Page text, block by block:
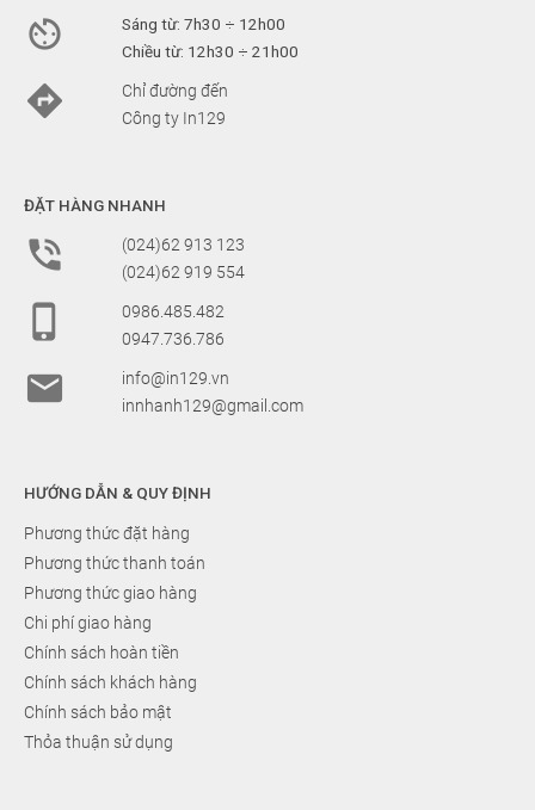

Sáng từ: 7h30 ÷ 12h00
Chiều từ: 12h30 ÷ 21h00

Chỉ đường đến
Công ty In129
ĐẶT HÀNG NHANH

(024)62 913 123
(024)62 919 554

0986.485.482
0947.736.786

info@in129.vn
innhanh129@gmail.com
HƯỚNG DẪN & QUY ĐỊNH
Phương thức đặt hàng
Phương thức thanh toán
Phương thức giao hàng
Chi phí giao hàng
Chính sách hoàn tiền
Chính sách khách hàng
Chính sách bảo mật
Thỏa thuận sử dụng